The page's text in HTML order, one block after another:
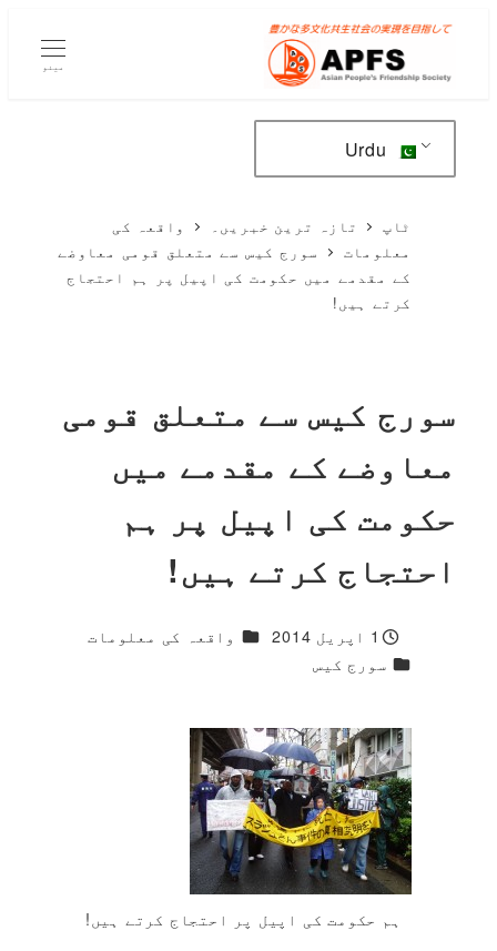
مرکزی
جائیں۔
مینو
ٹاپ تازہ ترین خبریں۔
واقعہ کی
معلومات
سورج کیس سے متعلق قومی معاوضے
کے مقدمے میں حکومت کی اپیل پر ہم احتجاج
کرتے ہیں!
سورج کیس سے متعلق قومی
معاوضے کے مقدمے میں
حکومت کی اپیل پر ہم
احتجاج کرتے ہیں!
شائع شدہ
1 اپریل 2014 1 مزید جواب
واقعہ کی معلومات
1 مزید جواب
سورج کیس
ہم حکومت کی اپیل پر احتجاج کرتے ہیں!